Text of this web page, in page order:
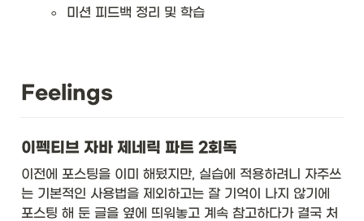
◦ 미션 피드백 정리 및 학습
Feelings
이펙티브 자바 제네릭 파트 2회독
이전에 포스팅을 이미 해뒀지만, 실습에 적용하려니 자주쓰
는 기본적인 사용법을 제외하고는 잘 기억이 나지 않기에
포스팅 해 둔 글을 옆에 띄워놓고 계속 참고하다가 결국 처